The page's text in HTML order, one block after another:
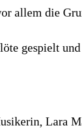
allem die
gespielt
Lara